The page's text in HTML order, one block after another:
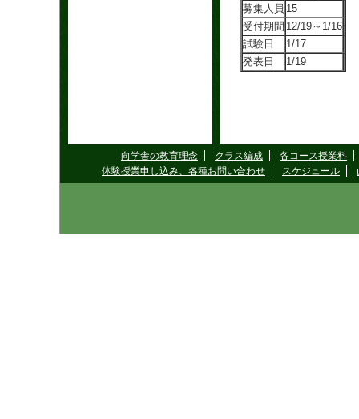
募集人員 15
受付期間 12/19～1/16
試験日
1/17
発表日
1/19
向学舎の教育理念 クラス編成
各コース授業料
体験授業申し込み、各種お問い合わせ
スケジュール